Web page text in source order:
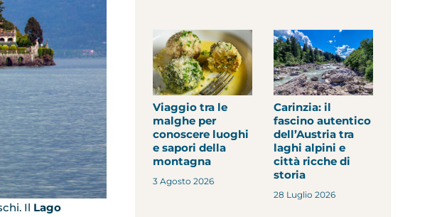
Il Lago
Viaggio tra le
malghe per
conoscere luoghi
e sapori della
montagna
3 Agosto 2026
Carinzia: il
fascino autentico
dell’Austria tra
laghi alpini e
città ricche di
storia
28 Luglio 2026